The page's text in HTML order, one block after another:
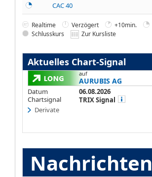
CAC 40
Realtime Verzögert +10min.
Schlusskurs
Zur Kursliste
Aktuelles Chart-Signal
auf
AURUBIS AG
Datum
06.08.2026
Chartsignal
TRIX Signal
Derivate
Nachrichten